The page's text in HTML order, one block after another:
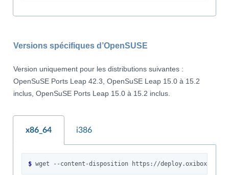
Versions spécifiques d’OpenSUSE
Version uniquement pour les distributions suivantes :
OpenSuSE Ports Leap 42.3, OpenSuSE Leap 15.0 à 15.2
inclus, OpenSuSE Ports Leap 15.0 à 15.2 inclus.
x86_64 i386
$ wget --content-disposition